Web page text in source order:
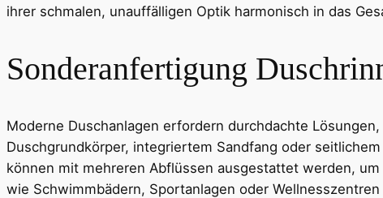
ihrer schmalen, unauffälligen Optik harmonisch in das
Sonderanfertigung
Moderne Duschanlagen erfordern durchdachte
Duschgrundkörper, integriertem Sandfang oder
können mit mehreren Abflüssen ausgestattet werden,
wie Schwimmbädern, Sportanlagen oder